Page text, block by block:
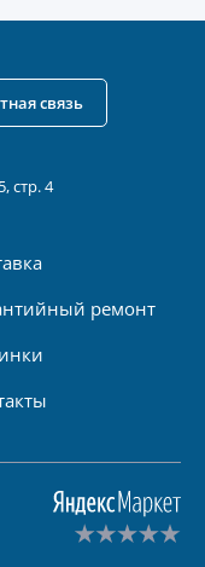
стр. 4
ремонт
связь